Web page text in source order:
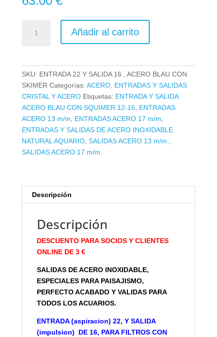
Añadir al carrito
SKU: ENTRADA 22 Y SALIDA 16 , ACERO BLAU CON
SKIMER Categorías: ACERO, ENTRADAS Y SALIDAS
CRISTAL Y ACERO Etiquetas: ENTRADA Y SALIDA
ACERO BLAU CON SQUIMER 12-16, ENTRADAS
ACERO 13 m/m, ENTRADAS ACERO 17 m/m,
ENTRADAS Y SALIDAS DE ACERO INOXIDABLE
NATURAL AQUARIO, SALIDAS ACERO 13 m/m.,
SALIDAS ACERO 17 m/m.
Descripción
Descripción
DESCUENTO PARA SOCIOS Y CLIENTES
ONLINE DE 3 €
SALIDAS DE ACERO INOXIDABLE,
ESPECIALES PARA PAISAJISMO,
PERFECTO ACABADO Y VALIDAS PARA
TODOS LOS ACUARIOS.
ENTRADA (aspiracion) 22, Y SALIDA
(impulsion) DE 16, PARA FILTROS CON